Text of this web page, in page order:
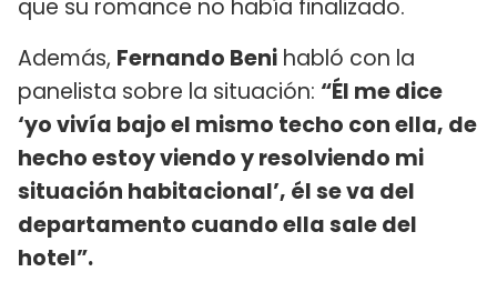
que su romance no había finalizado.
Además, Fernando Beni habló con la
panelista sobre la situación: “Él me dice
‘yo vivía bajo el mismo techo con ella, de
hecho estoy viendo y resolviendo mi
situación habitacional’, él se va del
departamento cuando ella sale del
hotel”.